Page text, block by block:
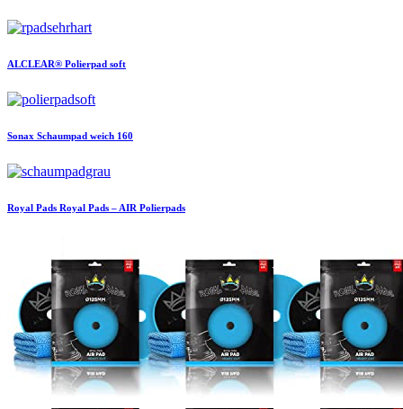
ALCLEAR® Polierpad soft
Sonax Schaumpad weich 160
Royal Pads Royal Pads – AIR Polierpads